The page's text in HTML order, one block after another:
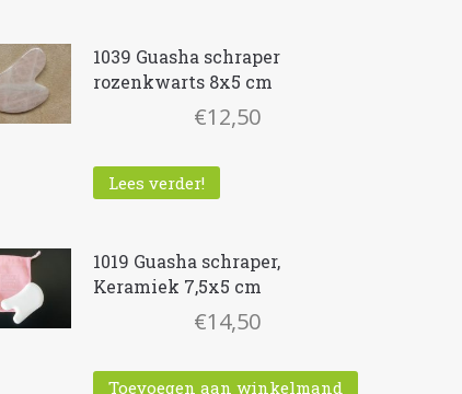
1039 Guasha schraper
rozenkwarts 8x5 cm
€12,50
Lees verder!
1019 Guasha schraper,
Keramiek 7,5x5 cm
€14,50
Toevoegen aan winkelmand